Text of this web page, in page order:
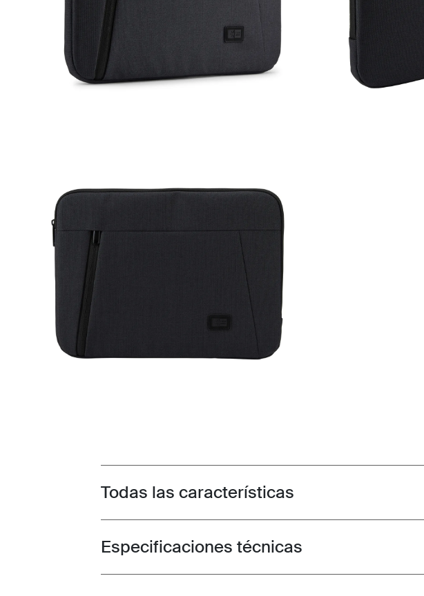
Toggle features
Todas las características
Toggle techspec
Especificaciones técnicas